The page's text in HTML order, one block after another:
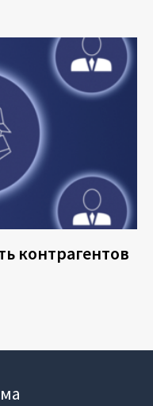
контрагентов